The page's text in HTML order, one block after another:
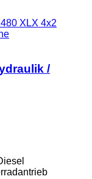
XLX 4x2
/